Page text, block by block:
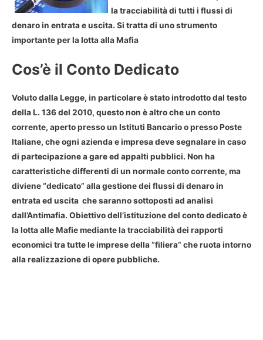
la tracciabilità di tutti i flussi di
denaro in entrata e uscita. Si tratta di uno strumento
importante per la lotta alla Mafia
Cos’è il Conto Dedicato
Voluto dalla Legge, in particolare è stato introdotto dal testo
della L. 136 del 2010, questo non è altro che un conto
corrente, aperto presso un Istituti Bancario o presso Poste
Italiane, che ogni azienda e impresa deve segnalare in caso
di partecipazione a gare ed appalti pubblici. Non ha
caratteristiche differenti di un normale conto corrente, ma
diviene “dedicato” alla gestione dei flussi di denaro in
entrata ed uscita che saranno sottoposti ad analisi
dall’Antimafia. Obiettivo dell’istituzione del conto dedicato è
la lotta alle Mafie mediante la tracciabilità dei rapporti
economici tra tutte le imprese della “filiera” che ruota intorno
alla realizzazione di opere pubbliche.